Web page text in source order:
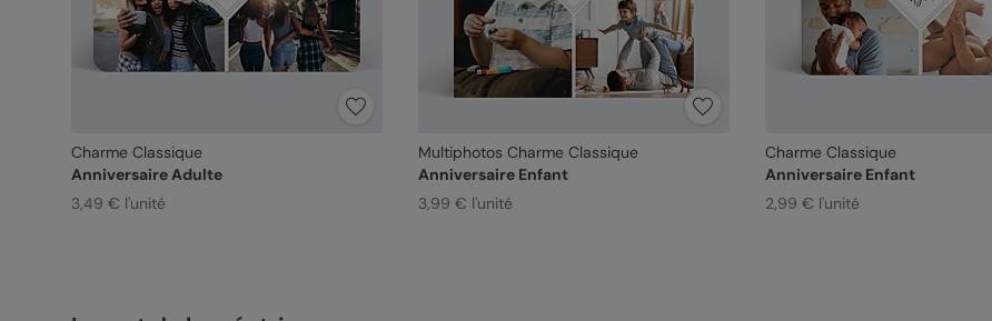
Charme Classique
Anniversaire Adulte
3,49 € l'unité
Multiphotos Charme Classique
Anniversaire Enfant
3,99 € l'unité
Charme Classique
Anniversaire Enfant
2,99 € l'unité